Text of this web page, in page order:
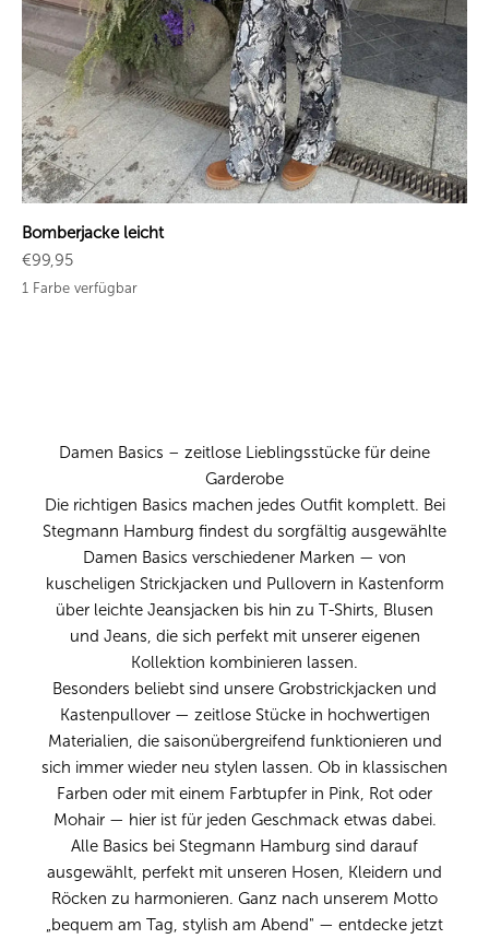
Bomberjacke leicht
Angebot
€99,95
1 Farbe verfügbar
Damen Basics – zeitlose Lieblingsstücke für deine
Garderobe
Die richtigen Basics machen jedes Outfit komplett. Bei
Stegmann Hamburg findest du sorgfältig ausgewählte
Damen Basics verschiedener Marken — von
kuscheligen Strickjacken und Pullovern in Kastenform
über leichte Jeansjacken bis hin zu T-Shirts, Blusen
und Jeans, die sich perfekt mit unserer eigenen
Kollektion kombinieren lassen.
Besonders beliebt sind unsere Grobstrickjacken und
Kastenpullover — zeitlose Stücke in hochwertigen
Materialien, die saisonübergreifend funktionieren und
sich immer wieder neu stylen lassen. Ob in klassischen
Farben oder mit einem Farbtupfer in Pink, Rot oder
Mohair — hier ist für jeden Geschmack etwas dabei.
Alle Basics bei Stegmann Hamburg sind darauf
ausgewählt, perfekt mit unseren Hosen, Kleidern und
Röcken zu harmonieren. Ganz nach unserem Motto
„bequem am Tag, stylish am Abend" — entdecke jetzt